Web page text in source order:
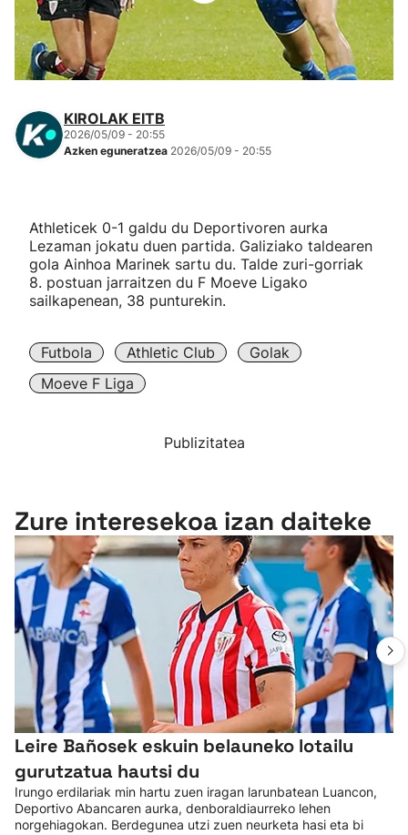
Herri-kirolak
Eskubaloia
Kirolak 360
Mendi-lasterketak
Kirol gehiago
KIROLAK EITB
2026/05/09 - 20:55
Azken eguneratzea 2026/05/09 - 20:55
Athleticek 0-1 galdu du Deportivoren aurka
Lezaman jokatu duen partida. Galiziako taldearen
gola Ainhoa Marinek sartu du. Talde zuri-gorriak
8. postuan jarraitzen du F Moeve Ligako
sailkapenean, 38 punturekin.
Futbola Athletic Club
Golak
Moeve F Liga
Publizitatea
Zure interesekoa izan daiteke
Leire Bañosek eskuin belauneko lotailu
gurutzatua hautsi du
Irungo erdilariak min hartu zuen iragan larunbatean Luancon,
Deportivo Abancaren aurka, denboraldiaurreko lehen
norgehiagokan. Berdegunea utzi zuen neurketa hasi eta bi